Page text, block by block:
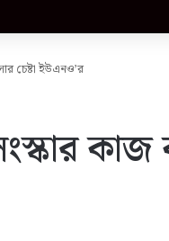
চেষ্টা ইউএনও’র
কাজ